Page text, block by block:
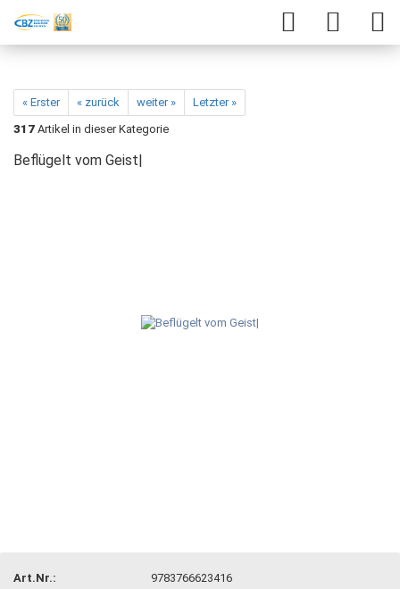
« Erster « zurück weiter »
Letzter »
317 Artikel in dieser Kategorie
Beflügelt vom Geist|
Art.Nr.:
9783766623416